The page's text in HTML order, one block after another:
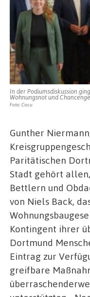
In der Podiumsdiskussion
Wohnungsnot und
Foto: Cocu
Gunther
Paritätischen
Stadt gehört
Bettlern und
von Niels Back,
Kontingent ihrer
Dortmund
Eintrag zur
greifbare